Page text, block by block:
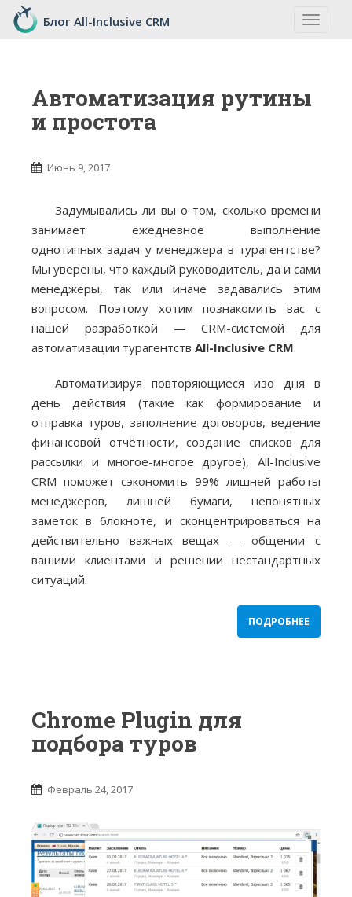
Блог All-Inclusive CRM
Автоматизация рутины
и простота
Июнь 9, 2017
Задумывались ли вы о том, сколько времени
занимает ежедневное выполнение
однотипных задач у менеджера в турагентстве?
Мы уверены, что каждый руководитель, да и сами
менеджеры, так или иначе задавались этим
вопросом. Поэтому хотим познакомить вас с
нашей разработкой — CRM-системой для
автоматизации турагентств All-Inclusive CRM.
Автоматизируя повторяющиеся изо дня в
день действия (такие как формирование и
отправка туров, заполнение договоров, ведение
финансовой отчётности, создание списков для
рассылки и многое-многое другое), All-Inclusive
CRM поможет сэкономить 99% лишней работы
менеджеров, лишней бумаги, непонятных
заметок в блокноте, и сконцентрироваться на
действительно важных вещах — общении с
вашими клиентами и решении нестандартных
ситуаций.
ПОДРОБНЕЕ
Chrome Plugin для
подбора туров
Февраль 24, 2017